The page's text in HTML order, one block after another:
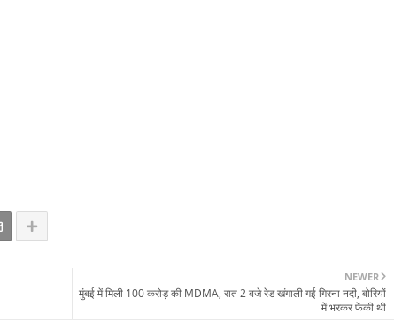
NEWER
मुंबई में मिली 100 करोड़ की MDMA, रात 2 बजे रेड खंगाली गई गिरना नदी, बोरियों
में भरकर फेंकी थी